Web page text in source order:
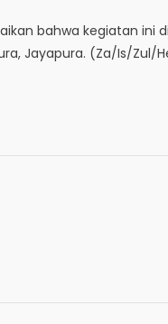
bahwa kegiatan ini
Jayapura. (Za/Is/Zul/